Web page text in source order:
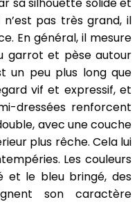
pas très grand, il
En général, il mesure
garrot et pèse autour
un peu plus long que
vif et expressif, et
dressées renforcent
avec une couche
plus rêche. Cela lui
Les couleurs
et le bleu bringé, des
son caractère